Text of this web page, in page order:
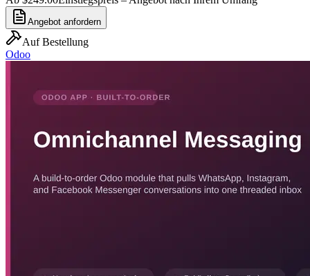
Angebot anfordern
Auf Bestellung
Odoo